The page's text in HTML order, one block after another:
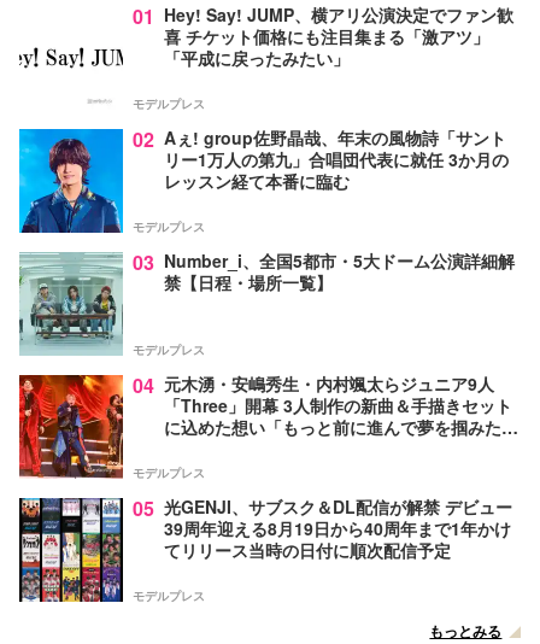
01 Hey! Say! JUMP、横アリ公演決定でファン歓
喜 チケット価格にも注目集まる「激アツ」
「平成に戻ったみたい」
モデルプレス
02 Aぇ! group佐野晶哉、年末の風物詩「サント
リー1万人の第九」合唱団代表に就任 3か月の
レッスン経て本番に臨む
モデルプレス
03 Number_i、全国5都市・5大ドーム公演詳細解
禁【日程・場所一覧】
モデルプレス
04 元木湧・安嶋秀生・内村颯太らジュニア9人
「Three」開幕 3人制作の新曲＆手描きセット
に込めた想い「もっと前に進んで夢を掴みた
モデルプレス
05 光GENJI、サブスク＆DL配信が解禁 デビュー
39周年迎える8月19日から40周年まで1年かけ
てリリース当時の日付に順次配信予定
モデルプレス
もっとみる